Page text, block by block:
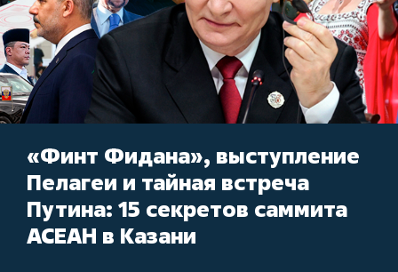
«Финт Фидана», выступление
Пелагеи и тайная встреча
Путина: 15 секретов саммита
АСЕАН в Казани